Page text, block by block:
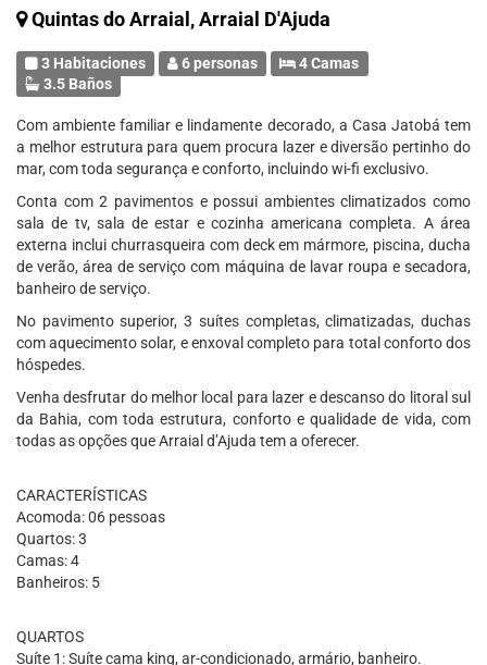
Quintas do Arraial, Arraial D'Ajuda
3 Habitaciones 6 personas
4 Camas
3.5 Baños
Com ambiente familiar e lindamente decorado, a Casa Jatobá tem
a melhor estrutura para quem procura lazer e diversão pertinho do
mar, com toda segurança e conforto, incluindo wi-fi exclusivo.
Conta com 2 pavimentos e possui ambientes climatizados como
sala de tv, sala de estar e cozinha americana completa. A área
externa inclui churrasqueira com deck em mármore, piscina, ducha
de verão, área de serviço com máquina de lavar roupa e secadora,
banheiro de serviço.
No pavimento superior, 3 suítes completas, climatizadas, duchas
com aquecimento solar, e enxoval completo para total conforto dos
hóspedes.
Venha desfrutar do melhor local para lazer e descanso do litoral sul
da Bahia, com toda estrutura, conforto e qualidade de vida, com
todas as opções que Arraial d’Ajuda tem a oferecer.
CARACTERÍSTICAS
Acomoda: 06 pessoas
Quartos: 3
Camas: 4
Banheiros: 5
QUARTOS
Suíte 1: Suíte cama king, ar-condicionado, armário, banheiro.